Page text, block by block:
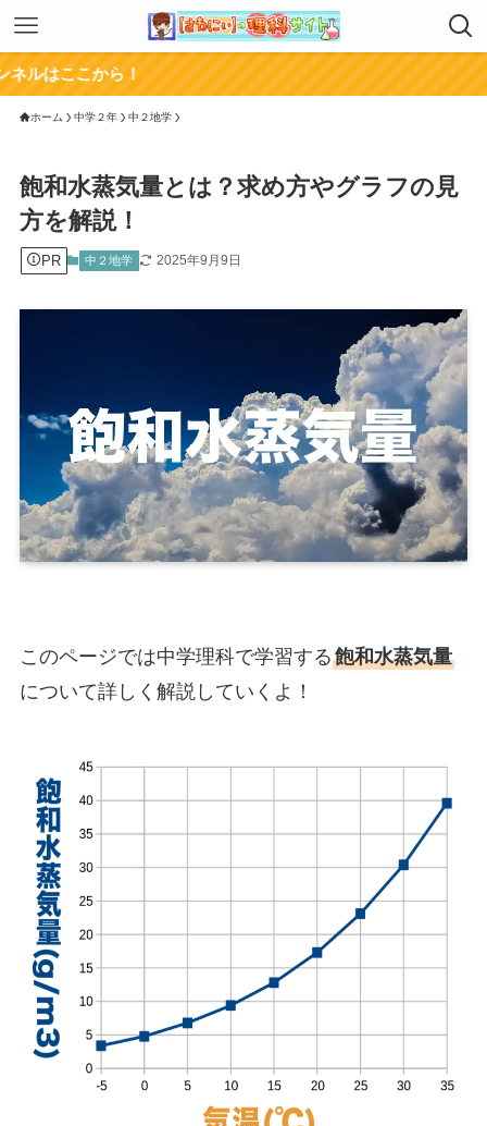
から！
ホーム 中学２年 中２地学
飽和水蒸気量とは？求め方やグラフの見
方を解説！
PR 中２地学 2025年9月9日
このページでは中学理科で学習する飽和水蒸気量
について詳しく解説していくよ！